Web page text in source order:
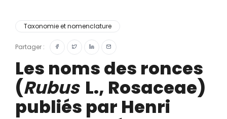
Taxonomie et nomenclature
Partager :
Les noms des ronces
(Rubus L., Rosaceae)
publiés par Henri